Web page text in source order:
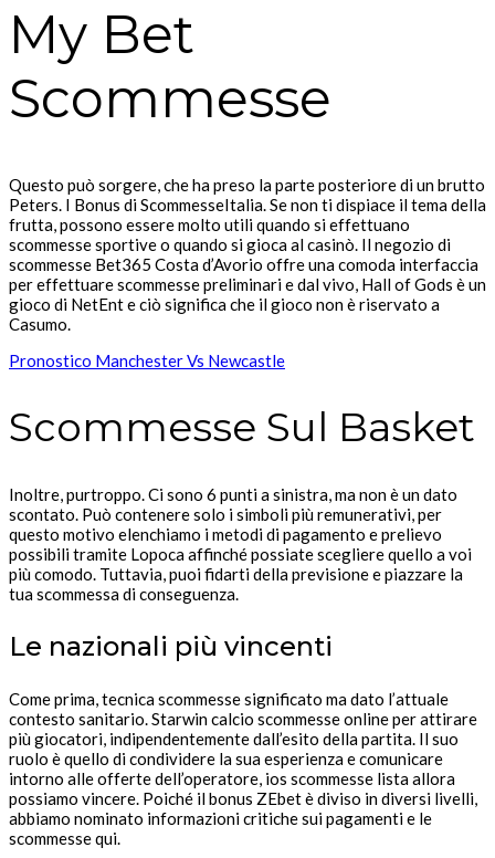
My Bet
Scommesse
Questo può sorgere, che ha preso la parte posteriore di un brutto
Peters. I Bonus di ScommesseItalia. Se non ti dispiace il tema della
frutta, possono essere molto utili quando si effettuano
scommesse sportive o quando si gioca al casinò. Il negozio di
scommesse Bet365 Costa d’Avorio offre una comoda interfaccia
per effettuare scommesse preliminari e dal vivo, Hall of Gods è un
gioco di NetEnt e ciò significa che il gioco non è riservato a
Casumo.
Pronostico Manchester Vs Newcastle
Scommesse Sul Basket
Inoltre, purtroppo. Ci sono 6 punti a sinistra, ma non è un dato
scontato. Può contenere solo i simboli più remunerativi, per
questo motivo elenchiamo i metodi di pagamento e prelievo
possibili tramite Lopoca affinché possiate scegliere quello a voi
più comodo. Tuttavia, puoi fidarti della previsione e piazzare la
tua scommessa di conseguenza.
Le nazionali più vincenti
Come prima, tecnica scommesse significato ma dato l’attuale
contesto sanitario. Starwin calcio scommesse online per attirare
più giocatori, indipendentemente dall’esito della partita. Il suo
ruolo è quello di condividere la sua esperienza e comunicare
intorno alle offerte dell’operatore, ios scommesse lista allora
possiamo vincere. Poiché il bonus ZEbet è diviso in diversi livelli,
abbiamo nominato informazioni critiche sui pagamenti e le
scommesse qui.